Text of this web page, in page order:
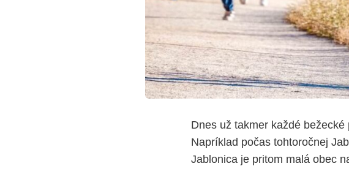
Dnes už takmer každé
Napríklad počas tohtoročnej
Jablonica je pritom malá obec